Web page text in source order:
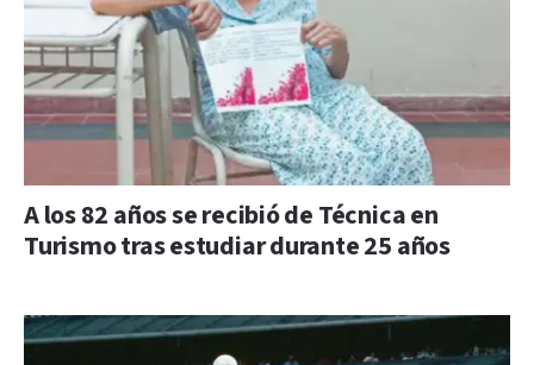
A los 82 años se recibió de Técnica en
Turismo tras estudiar durante 25 años